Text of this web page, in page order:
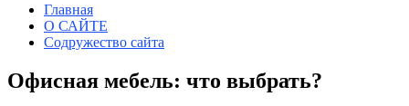
Главная
О САЙТЕ
Содружество сайта
Офисная мебель: что выбрать?